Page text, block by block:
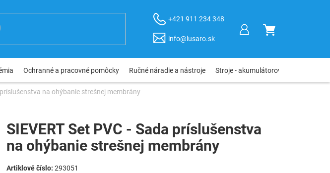
+421 911 234 348
info@lusaro.sk
NÁKUPNÝ
Ochranné a pracovné pomôcky Ručné náradie a nástroje Stroje - akumulátorové, elektro,
príslušenstva na ohýbanie strešnej membrány
SIEVERT Set PVC - Sada príslušenstva
na ohýbanie strešnej membrány
293051